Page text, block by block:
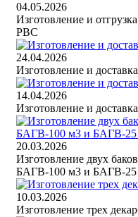
04.05.2026
Изготовление и
РВС
24.04.2026
Изготовление и
14.04.2026
Изготовление и
20.03.2026
Изготовление двух
БАГВ-100 м3 и БАГВ-
10.03.2026
Изготовление трех